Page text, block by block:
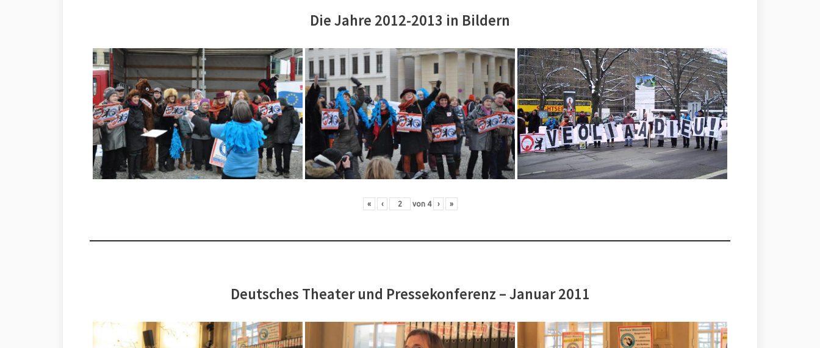
Die Jahre 2012-2013 in Bildern
« ‹ von 4 › »
Deutsches Theater und Pressekonferenz – Januar 2011